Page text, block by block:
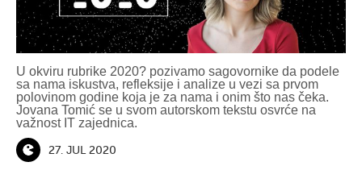
U okviru rubrike 2020? pozivamo sagovornike da podele
sa nama iskustva, refleksije i analize u vezi sa prvom
polovinom godine koja je za nama i onim što nas čeka.
Jovana Tomić se u svom autorskom tekstu osvrće na
važnost IT zajednica.
27. JUL 2020